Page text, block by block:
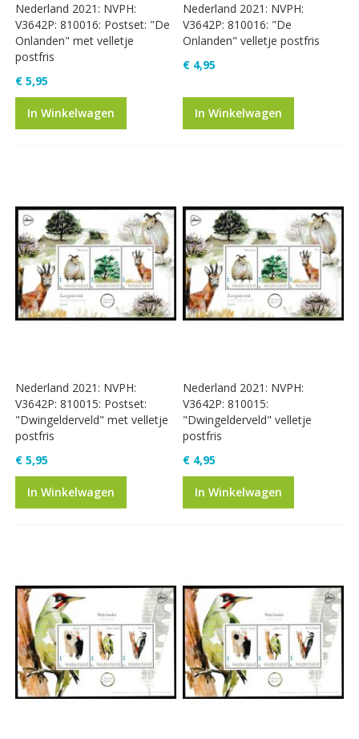
Nederland 2021: NVPH:
V3642P: 810016: Postset: "De
Onlanden" met velletje
postfris
€ 5,95
In Winkelwagen
Nederland 2021: NVPH:
V3642P: 810016: "De
Onlanden" velletje postfris
€ 4,95
In Winkelwagen
Nederland 2021: NVPH:
V3642P: 810015: Postset:
"Dwingelderveld" met velletje
postfris
€ 5,95
In Winkelwagen
Nederland 2021: NVPH:
V3642P: 810015:
"Dwingelderveld" velletje
postfris
€ 4,95
In Winkelwagen